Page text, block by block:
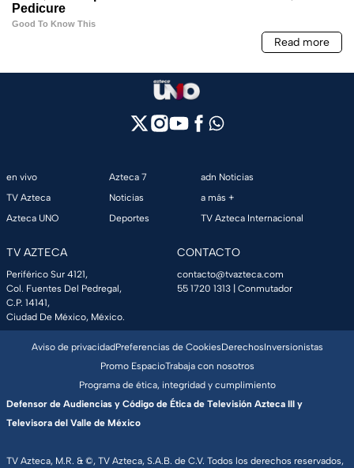
en vivo
TV Azteca
Azteca UNO
Azteca 7
Noticias
Deportes
adn Noticias
a más +
TV Azteca Internacional
TV AZTECA
Periférico Sur 4121,
Col. Fuentes Del Pedregal,
C.P. 14141,
Ciudad De México, México.
CONTACTO
contacto@tvazteca.com
55 1720 1313 | Conmutador
TV Azteca, M.R. & ©, TV Azteca, S.A.B. de C.V. Todos los derechos reservados,
Aviso de privacidadPreferencias de CookiesDerechosInversionistas
Promo EspacioTrabaja con nosotros
Programa de ética, integridad y cumplimiento
Defensor de Audiencias y Código de Ética de Televisión Azteca III y
Televisora del Valle de México